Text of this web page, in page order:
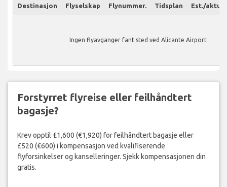
Destinasjon Flyselskap Flynummer. Tidsplan Est./
Ingen flyavganger fant sted ved Alicante Airport
Forstyrret flyreise eller feilhåndtert
bagasje?
Krev opptil £1,600 (€1,920) for feilhåndtert bagasje eller
£520 (€600) i kompensasjon ved kvalifiserende
flyforsinkelser og kanselleringer. Sjekk kompensasjonen din
gratis.